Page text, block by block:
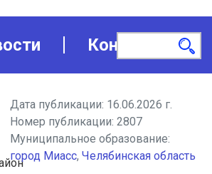
Контакты
Дата публикации: 16.06.2026 г.
Номер публикации:2807
Муниципальное образование:
город Миасс,Челябинская область